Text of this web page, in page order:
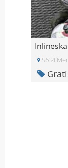
5634